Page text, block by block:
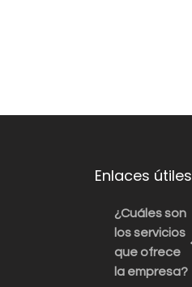
Enlaces útiles
¿Cuáles son
los servicios
que ofrece
la empresa?